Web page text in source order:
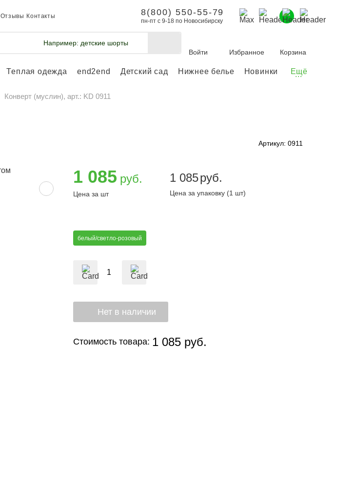
Отзывы Контакты 8(800) 550-55-79
пн-пт с 9-18 по Новосибирску
Например: детские шорты
Войти
отслеживать заказы.
Избранное Корзина
Теплая одежда end2end Детский сад Нижнее белье Новинки Ещё
...
Конверт (муслин), арт.: KD 0911
Артикул: 0911
1 085 руб.
Цена за шт
1 085руб.
Цена за упаковку (1 шт)
белый/светло-розовый
Стоимость товара: 1 085 руб.